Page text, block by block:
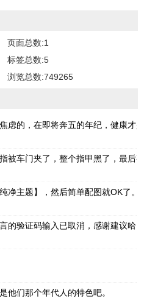
页面总数:1
标签总数:5
浏览总数:749265
虑的，在即将奔五的年纪，健康才
被车门夹了，整个指甲黑了，最后
净主题】，然后简单配图就OK了。
的验证码输入已取消，感谢建议哈！
他们那个年代人的特色吧。